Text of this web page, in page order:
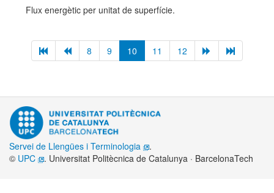
Flux energètic per unitat de superfície.
8 9 10 11 12
Servei de Llengües i Terminologia
.
© UPC . Universitat Politècnica de Catalunya · BarcelonaTech